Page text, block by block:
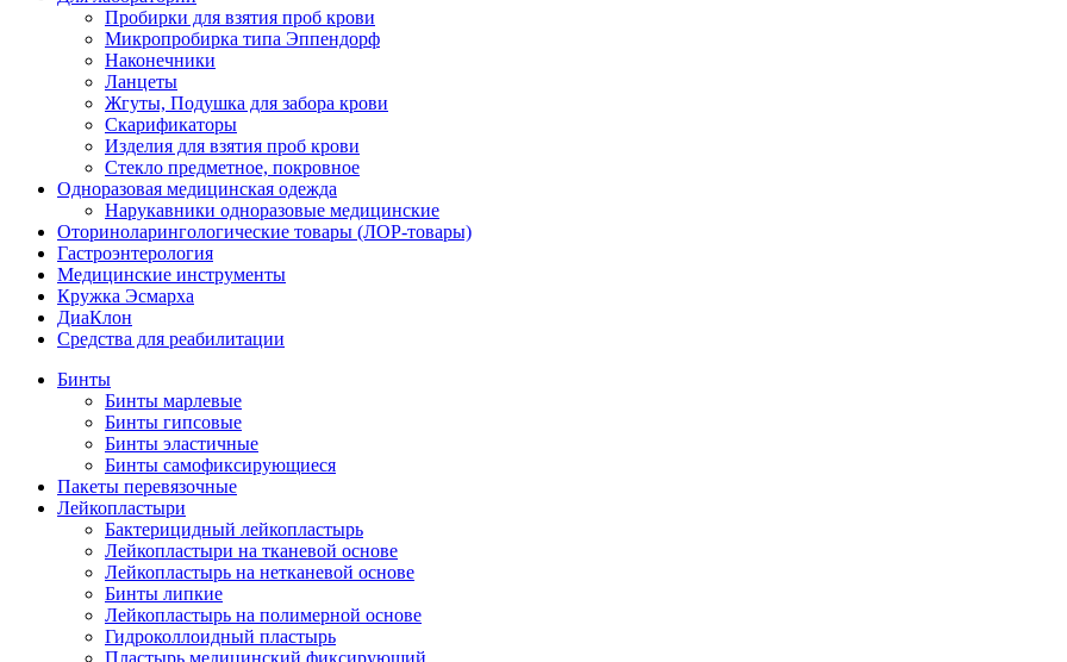
Пробирки для взятия проб крови
Микропробирка типа Эппендорф
Наконечники
Ланцеты
Жгуты, Подушка для забора крови
Скарификаторы
Изделия для взятия проб крови
Стекло предметное, покровное
Одноразовая медицинская одежда
Нарукавники одноразовые медицинские
Оториноларингологические товары (ЛОР-товары)
Гастроэнтерология
Медицинские инструменты
Кружка Эсмарха
ДиаКлон
Средства для реабилитации
Бинты
Бинты марлевые
Бинты гипсовые
Бинты эластичные
Бинты самофиксирующиеся
Пакеты перевязочные
Лейкопластыри
Бактерицидный лейкопластырь
Лейкопластыри на тканевой основе
Лейкопластырь на нетканевой основе
Бинты липкие
Лейкопластырь на полимерной основе
Гидроколлоидный пластырь
Пластырь медицинский фиксирующий